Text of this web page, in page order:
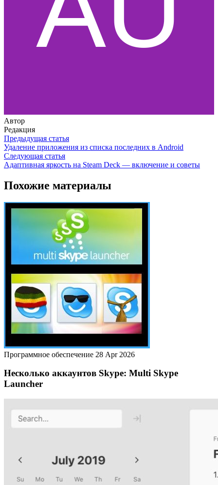
Автор
Редакция
Предыдущая статья
Удаление приложения из списка последних в Android
Следующая статья
Адаптивная яркость на Steam Deck — включение и советы
Похожие материалы
Программное обеспечение 28 Apr 2026
Несколько аккаунтов Skype: Multi Skype
Launcher